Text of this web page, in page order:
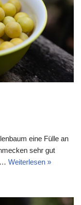
eine Fülle an
sehr gut
Weiterlesen »